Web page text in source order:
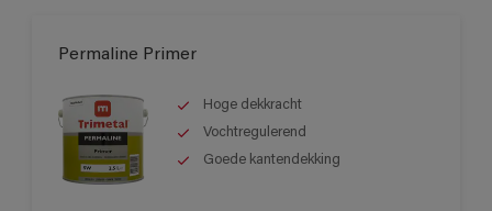
Permaline Primer
Hoge dekkracht
Vochtregulerend
Goede kantendekking